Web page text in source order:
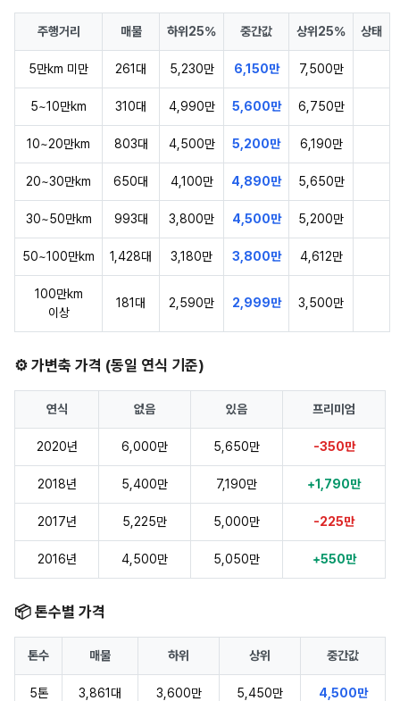
주행거리 매물 하위25% 중간값 상위25% 상태
5만km 미만 261대 5,230만 6,150만 7,500만
5~10만km 310대 4,990만 5,600만 6,750만
10~20만km 803대 4,500만 5,200만 6,190만
20~30만km 650대 4,100만 4,890만 5,650만
30~50만km 993대 3,800만 4,500만 5,200만
50~100만km 1,428대 3,180만 3,800만 4,612만
100만km
이상
181대 2,590만 2,999만 3,500만
⚙️ 가변축 가격 (동일 연식 기준)
연식 없음 있음 프리미엄
2020년 6,000만 5,650만 -350만
2018년 5,400만 7,190만 +1,790만
2017년 5,225만 5,000만 -225만
2016년 4,500만 5,050만 +550만
📦 톤수별 가격
톤수 매물 하위 상위 중간값
5톤 3,861대 3,600만 5,450만 4,500만